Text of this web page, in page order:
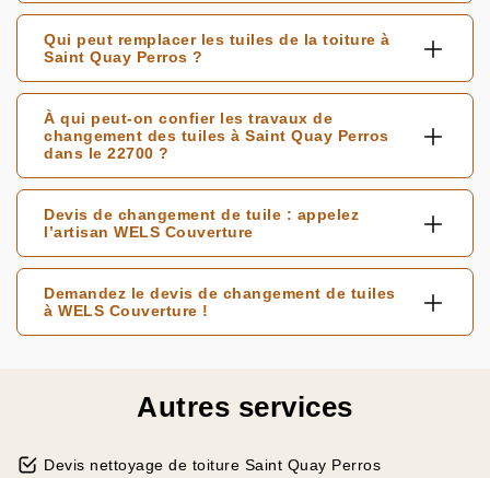
Qui peut remplacer les tuiles de la toiture à
Saint Quay Perros ?
À qui peut-on confier les travaux de
changement des tuiles à Saint Quay Perros
dans le 22700 ?
Devis de changement de tuile : appelez
l’artisan WELS Couverture
Demandez le devis de changement de tuiles
à WELS Couverture !
Autres services
Devis nettoyage de toiture Saint Quay Perros